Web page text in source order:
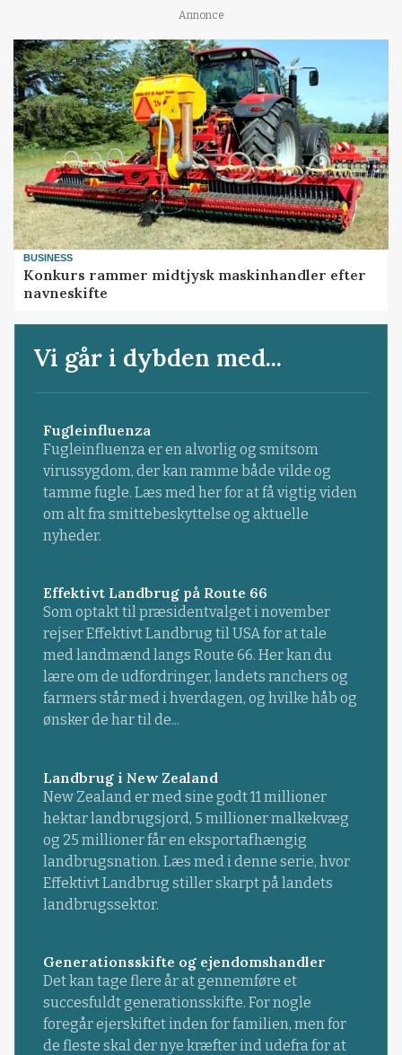
Annonce
BUSINESS
Konkurs rammer midtjysk maskinhandler efter
navneskifte
Vi går i dybden med...
Fugleinfluenza
Fugleinfluenza er en alvorlig og smitsom
virussygdom, der kan ramme både vilde og
tamme fugle. Læs med her for at få vigtig viden
om alt fra smittebeskyttelse og aktuelle
nyheder.
Effektivt Landbrug på Route 66
Som optakt til præsidentvalget i november
rejser Effektivt Landbrug til USA for at tale
med landmænd langs Route 66. Her kan du
lære om de udfordringer, landets ranchers og
farmers står med i hverdagen, og hvilke håb og
ønsker de har til de...
Landbrug i New Zealand
New Zealand er med sine godt 11 millioner
hektar landbrugsjord, 5 millioner malkekvæg
og 25 millioner får en eksportafhængig
landbrugsnation. Læs med i denne serie, hvor
Effektivt Landbrug stiller skarpt på landets
landbrugssektor.
Generationsskifte og ejendomshandler
Det kan tage flere år at gennemføre et
succesfuldt generationsskifte. For nogle
foregår ejerskiftet inden for familien, men for
de fleste skal der nye kræfter ind udefra for at